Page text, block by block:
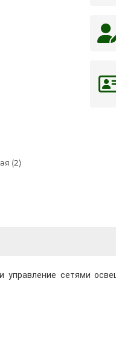
(2)
управление сетями